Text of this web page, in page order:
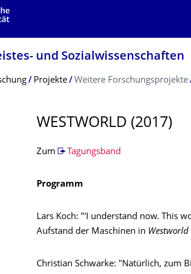
und Sozialwissenschaf­ten
Projekte Weitere Forschungsprojekte
WESTWORLD (2017)
Zum Tagungsband
Programm
Lars Koch: "'I understand now. This
Aufstand der Maschinen in Westworld
Christian Schwarke: "Natürlich, zum